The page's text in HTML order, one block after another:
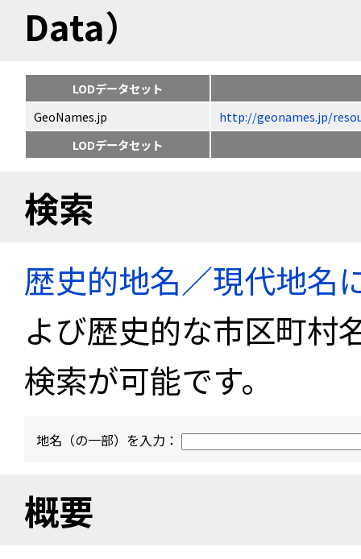
Data）
LODデータセット
GeoNames.jp
http://geonames.jp/
LODデータセット
検索
歴史的地名／現代地名
よび歴史的な市区町村
検索が可能です。
地名（の一部）を入力：
概要